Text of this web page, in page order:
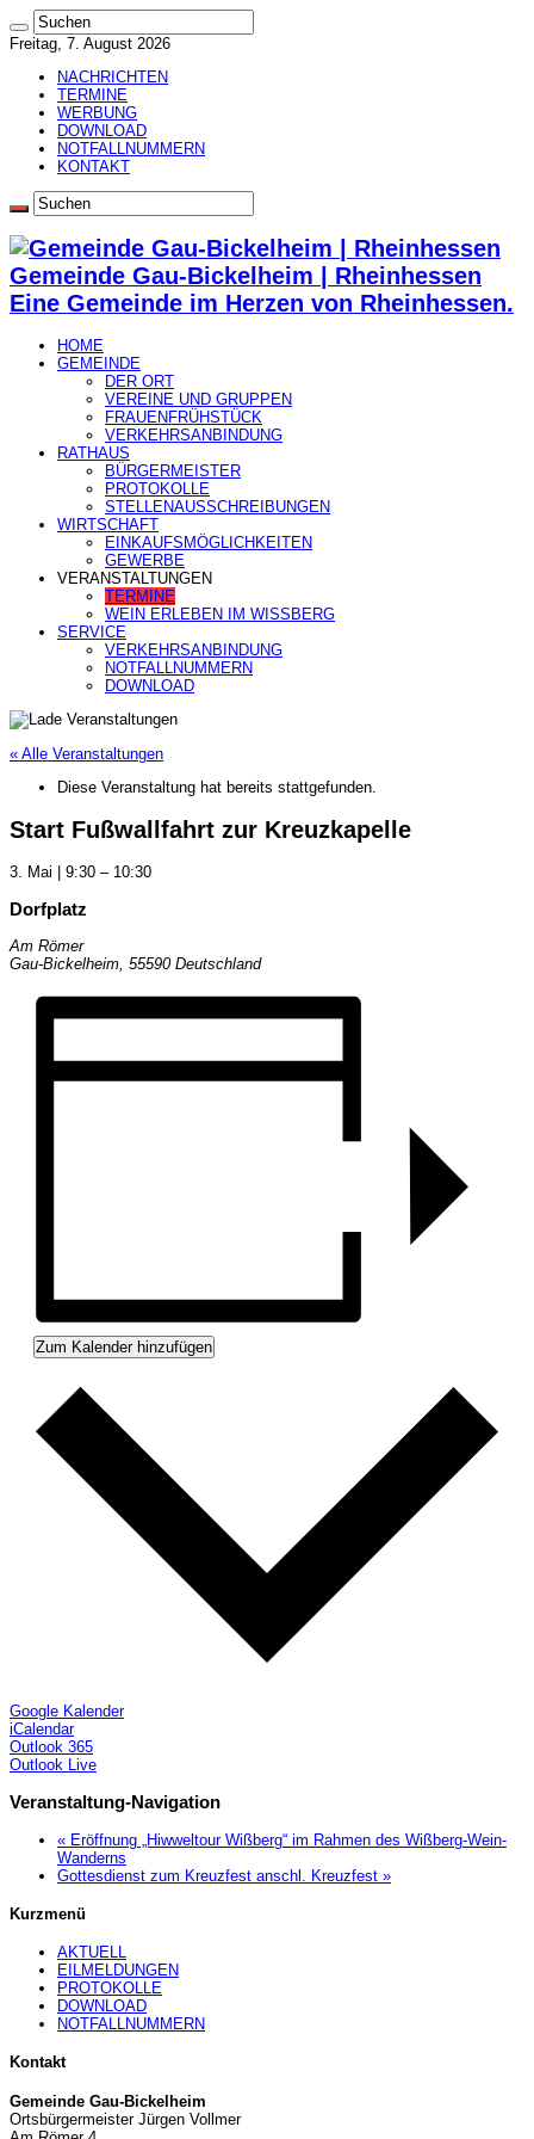
Freitag, 7. August 2026
NACHRICHTEN
TERMINE
WERBUNG
DOWNLOAD
NOTFALLNUMMERN
KONTAKT
Gemeinde Gau-Bickelheim | Rheinhessen
Eine Gemeinde im Herzen von Rheinhessen.
HOME
GEMEINDE
DER ORT
VEREINE UND GRUPPEN
FRAUENFRÜHSTÜCK
VERKEHRSANBINDUNG
RATHAUS
BÜRGERMEISTER
PROTOKOLLE
STELLENAUSSCHREIBUNGEN
WIRTSCHAFT
EINKAUFSMÖGLICHKEITEN
GEWERBE
VERANSTALTUNGEN
TERMINE
WEIN ERLEBEN IM WISSBERG
SERVICE
VERKEHRSANBINDUNG
NOTFALLNUMMERN
DOWNLOAD
« Alle Veranstaltungen
Diese Veranstaltung hat bereits stattgefunden.
Start Fußwallfahrt zur Kreuzkapelle
3. Mai | 9:30 – 10:30
Dorfplatz
Am Römer
Gau-Bickelheim, 55590 Deutschland
Zum Kalender hinzufügen
Google Kalender
iCalendar
Outlook 365
Outlook Live
Veranstaltung-Navigation
« Eröffnung „Hiwweltour Wißberg“ im Rahmen des Wißberg-Wein-
Wanderns
Gottesdienst zum Kreuzfest anschl. Kreuzfest »
Kurzmenü
AKTUELL
EILMELDUNGEN
PROTOKOLLE
DOWNLOAD
NOTFALLNUMMERN
Kontakt
Gemeinde Gau-Bickelheim
Ortsbürgermeister Jürgen Vollmer